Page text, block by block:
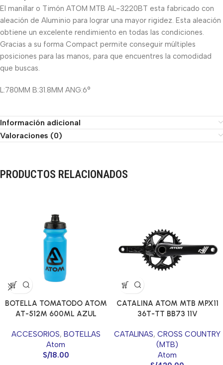
El manillar o Timón ATOM MTB AL-3220BT esta fabricado con
aleación de Aluminio para lograr una mayor rigidez. Esta aleación
obtiene un excelente rendimiento en todas las condiciones.
Gracias a su forma Compact permite conseguir múltiples
posiciones para las manos, para que encuentres la comodidad
que buscas.
L:780MM B:31.8MM ANG:6°
Información adicional
Valoraciones (0)
PRODUCTOS RELACIONADOS
BOTELLA TOMATODO ATOM
AT-512M 600ML AZUL
ACCESORIOS, BOTELLAS
Atom
S/18.00
CATALINA ATOM MTB MPX11
36T-TT BB73 11V
CATALINAS, CROSS COUNTRY
(MTB)
Atom